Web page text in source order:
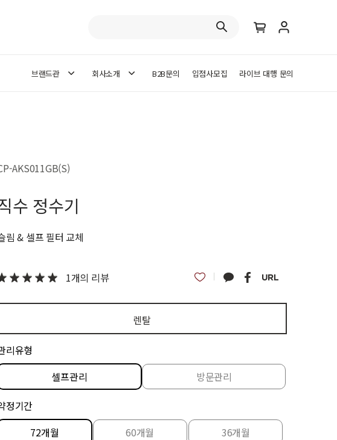
브랜드관 회사소개 B2B문의 입점사모집 라이브 대행 문의
AKS011GB(S)
수 정수기
림 & 셀프 필터 교체
1개의 리뷰
렌탈
리유형
셀프관리
방문관리
정기간
72개월
60개월
36개월